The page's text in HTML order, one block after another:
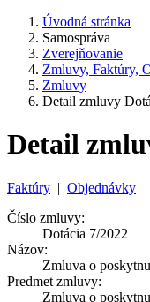
Úvodná stránka
Samospráva
Zverejňovanie
Zmluvy, Faktúry,
Zmluvy
Detail zmluvy
Detail
Faktúry | Objednávky
Číslo zmluvy:
Dotácia 7/2022
Názov:
Zmluva o
Predmet zmluvy:
Zmluva o